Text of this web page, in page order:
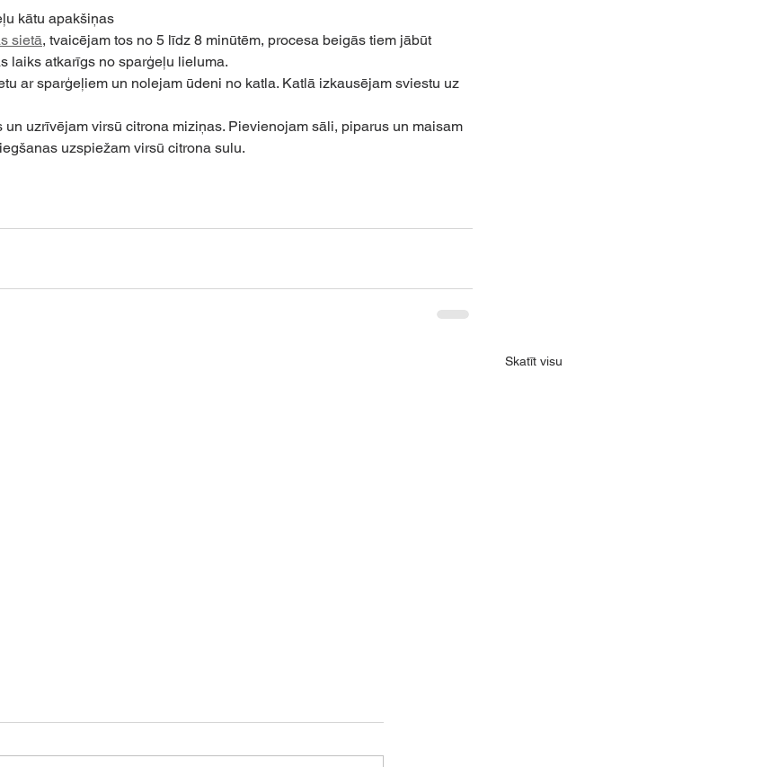
kātu apakšiņas
sietā, tvaicējam tos no 5 līdz 8 minūtēm, procesa beigās tiem jābūt
laiks atkarīgs no sparģeļu lieluma.
ar sparģeļiem un nolejam ūdeni no katla. Katlā izkausējam sviestu uz
un uzrīvējam virsū citrona miziņas. Pievienojam sāli, piparus un maisam
uzspiežam virsū citrona sulu.
Skatīt visu